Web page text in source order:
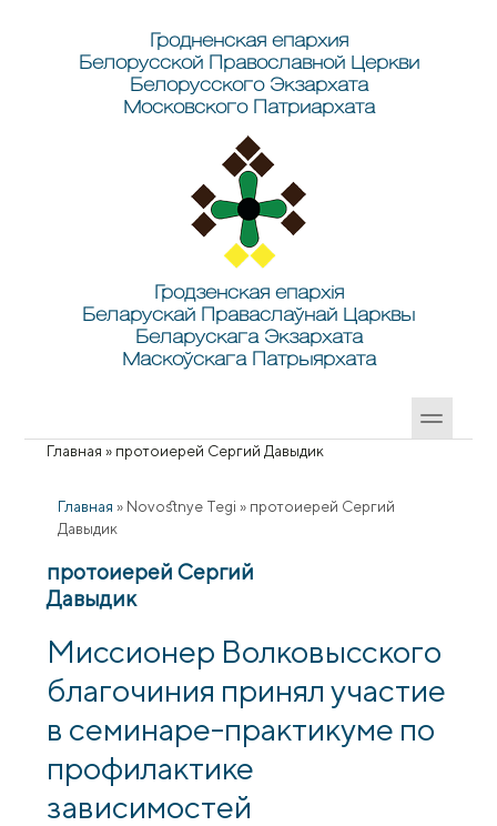
Гродненская епархия
Белорусской Православной Церкви
Белорусского Экзархата
Московского Патриархата
Гродзенская епархія
Беларускай Праваслаўнай Царквы
Беларускага Экзархата
Маскоўскага Патрыярхата
Вы здесь
Главная » протоиерей Сергий Давыдик
Главная » Novostnye Tegi » протоиерей Сергий
Давыдик
протоиерей Сергий
Давыдик
Миссионер Волковысского
благочиния принял участие
в семинаре-практикуме по
профилактике
зависимостей